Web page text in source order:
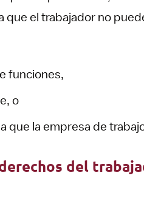
que el trabajador no
funciones,
o
que la empresa de
del